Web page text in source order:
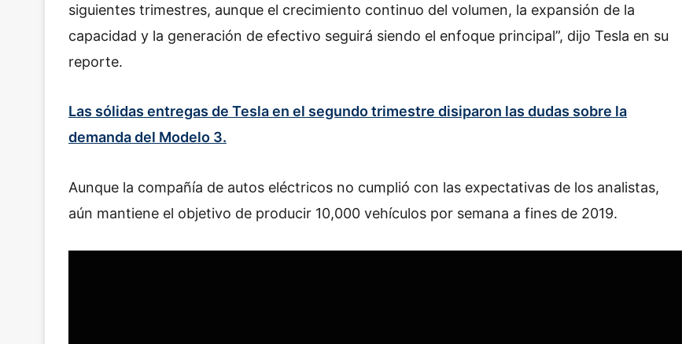
siguientes trimestres, aunque el crecimiento continuo del volumen, la expansión de la
capacidad y la generación de efectivo seguirá siendo el enfoque principal”, dijo Tesla en su
reporte.
Las sólidas entregas de Tesla en el segundo trimestre disiparon las dudas sobre la
demanda del Modelo 3.
Aunque la compañía de autos eléctricos no cumplió con las expectativas de los analistas,
aún mantiene el objetivo de producir 10,000 vehículos por semana a fines de 2019.